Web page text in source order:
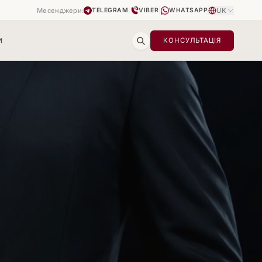
Месенджери: TELEGRAM VIBER | WHATSAPP UK
КОНСУЛЬТАЦІЯ